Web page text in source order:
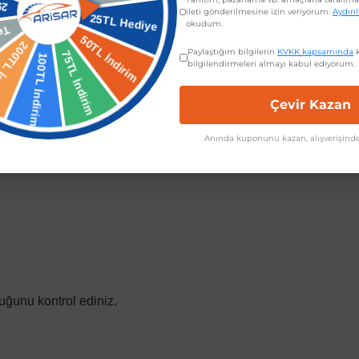
Kullanım sırasında, elektrikli katlanma ve ısıtma
kontrol ediniz.
ileti gönderilmesine izin veriyorum.
okudum.
Paylaştığım bilgilerin KVKK kapsamında
bilgilendirmeleri almayı kabul ediyorum.
Çevir Kazan
Anında kuponunu kazan,